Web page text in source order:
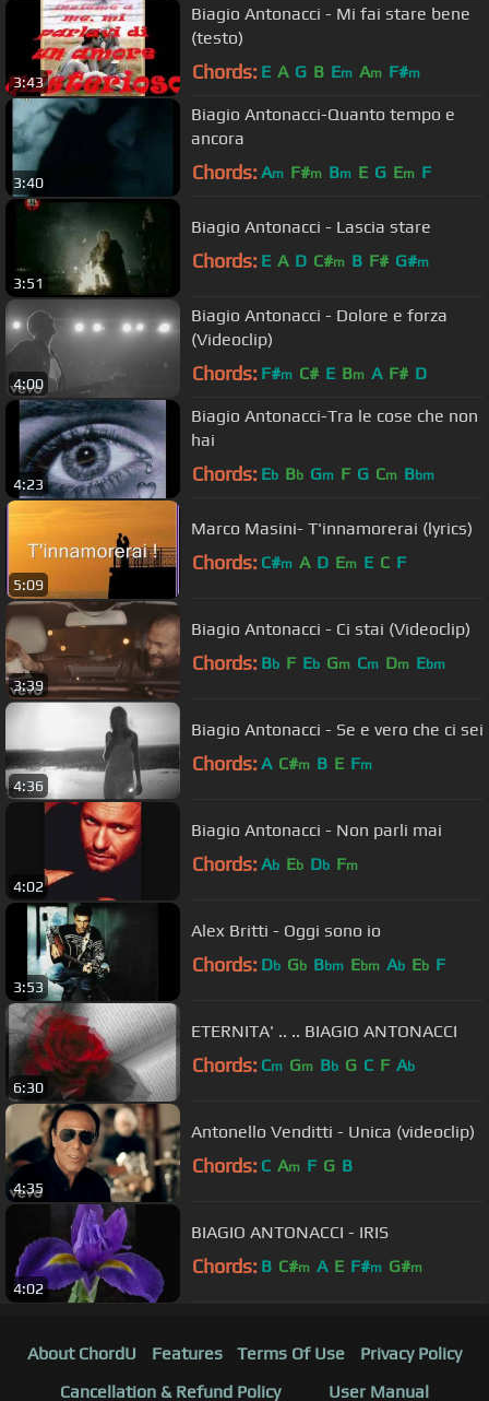
3:43
Biagio Antonacci - Mi fai stare bene
(testo)
Chords: E A G B Em Am F#m
3:40
Biagio Antonacci-Quanto tempo e
ancora
Chords: Am F#m Bm E G Em F
3:51
Biagio Antonacci - Lascia stare
Chords: E A D C#m B F# G#m
4:00
Biagio Antonacci - Dolore e forza
(Videoclip)
Chords: F#m C# E Bm A F# D
4:23
Biagio Antonacci-Tra le cose che non
hai
Chords: Eb Bb Gm F G Cm Bbm
5:09
Marco Masini- T'innamorerai (lyrics)
Chords: C#m A D Em E C F
3:39
Biagio Antonacci - Ci stai (Videoclip)
Chords: Bb F Eb Gm Cm Dm Ebm
4:36
Biagio Antonacci - Se e vero che ci sei
Chords: A C#m B E Fm
4:02
Biagio Antonacci - Non parli mai
Chords: Ab Eb Db Fm
3:53
Alex Britti - Oggi sono io
Chords: Db Gb Bbm Ebm Ab Eb F
6:30
ETERNITA' .. .. BIAGIO ANTONACCI
Chords: Cm Gm Bb G C F Ab
4:35
Antonello Venditti - Unica (videoclip)
Chords: C Am F G B
4:02
BIAGIO ANTONACCI - IRIS
Chords: B C#m A E F#m G#m
About ChordU Features Terms Of Use
Privacy Policy
Cancellation & Refund Policy
User Manual